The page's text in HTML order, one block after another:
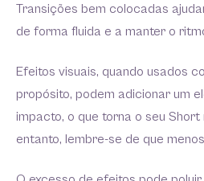
Transições bem colocadas
de forma fluida e a manter o
Efeitos visuais, quando usados
propósito, podem adicionar um
impacto, o que torna o seu Short
entanto, lembre-se de que